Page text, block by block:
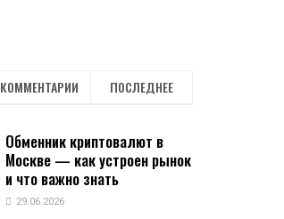
КОММЕНТАРИИ ПОСЛЕДНЕЕ
Обменник криптовалют в
Москве — как устроен рынок
и что важно знать
29.06.2026